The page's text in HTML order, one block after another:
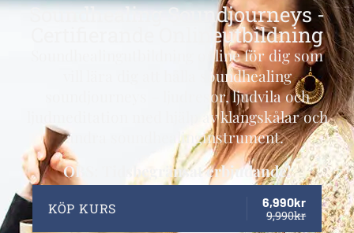
Soundhealing Soundjourneys -
Certifierande Onlineutbildning
Soundhealingutbildning online för dig som
vill lära dig att hålla soundhealing
soundjourneys – ljudresor, ljudvila och
ljudmeditation med hjälp av klangskålar och
andra soundhealinginstrument.
OBS: Tidsbegränsat erbjudande!
KÖP KURS
6,990kr
9,990kr